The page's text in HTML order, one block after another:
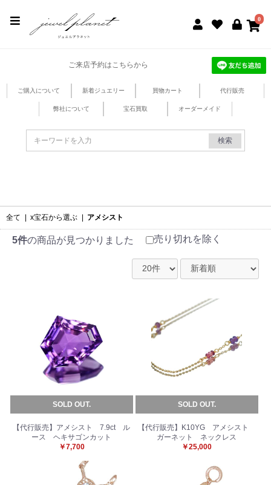
0
ご来店予約はこちらから
ご購入について 新着ジュエリー 買物カート 代行販売
弊社について 宝石買取 オーダーメイド
検索
全て x宝石から選ぶ アメシスト
5件の商品が見つかりました 売り切れを除く
SOLD OUT.
【代行販売】アメシスト 7.9ct ル
ース ヘキサゴンカット
￥7,700
SOLD OUT.
【代行販売】K10YG アメシスト
ガーネット ネックレス
￥25,000